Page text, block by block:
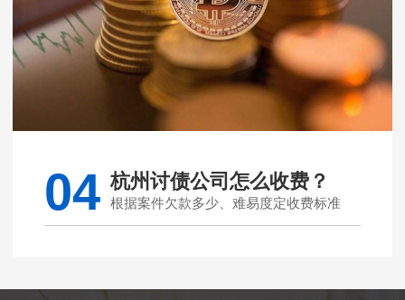
04 杭州讨债公司怎么收费？
根据案件欠款多少、难易度定收费标准